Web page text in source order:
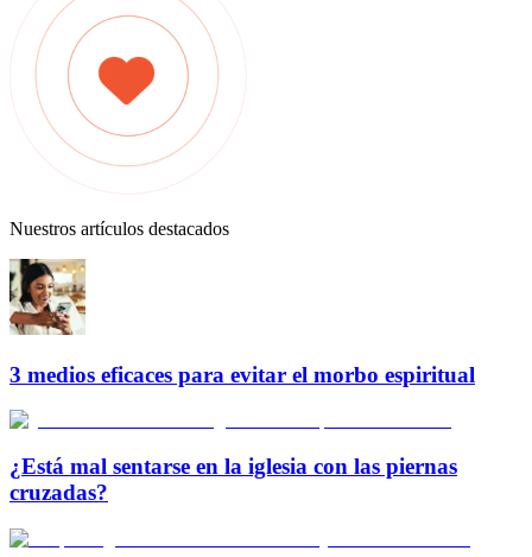
Nuestros artículos destacados
3 medios eficaces para evitar el morbo espiritual
¿Está mal sentarse en la iglesia con las piernas
cruzadas?